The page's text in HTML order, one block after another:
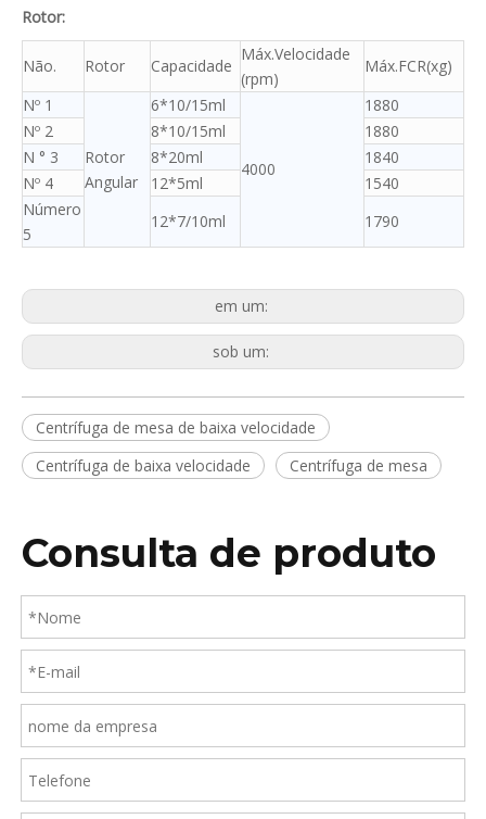
Rotor:
Não. Rotor Capacidade
Máx.Velocidade
(rpm)
Máx.FCR(xg)
Nº 1
Rotor
Angular
6*10/15ml
4000
1880
Nº 2
8*10/15ml
1880
N ° 3
8*20ml
1840
Nº 4
12*5ml
1540
Número
5
12*7/10ml 1790
em um:
sob um:
Centrífuga de mesa de baixa velocidade
Centrífuga de baixa velocidade
Centrífuga de mesa
Consulta de produto